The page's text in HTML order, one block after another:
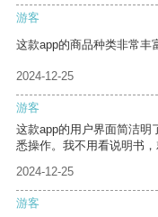
游客
这款app的商品种类非常丰
2024-12-25
游客
这款app的用户界面简洁明
悉操作。我不用看说明书，
2024-12-25
游客